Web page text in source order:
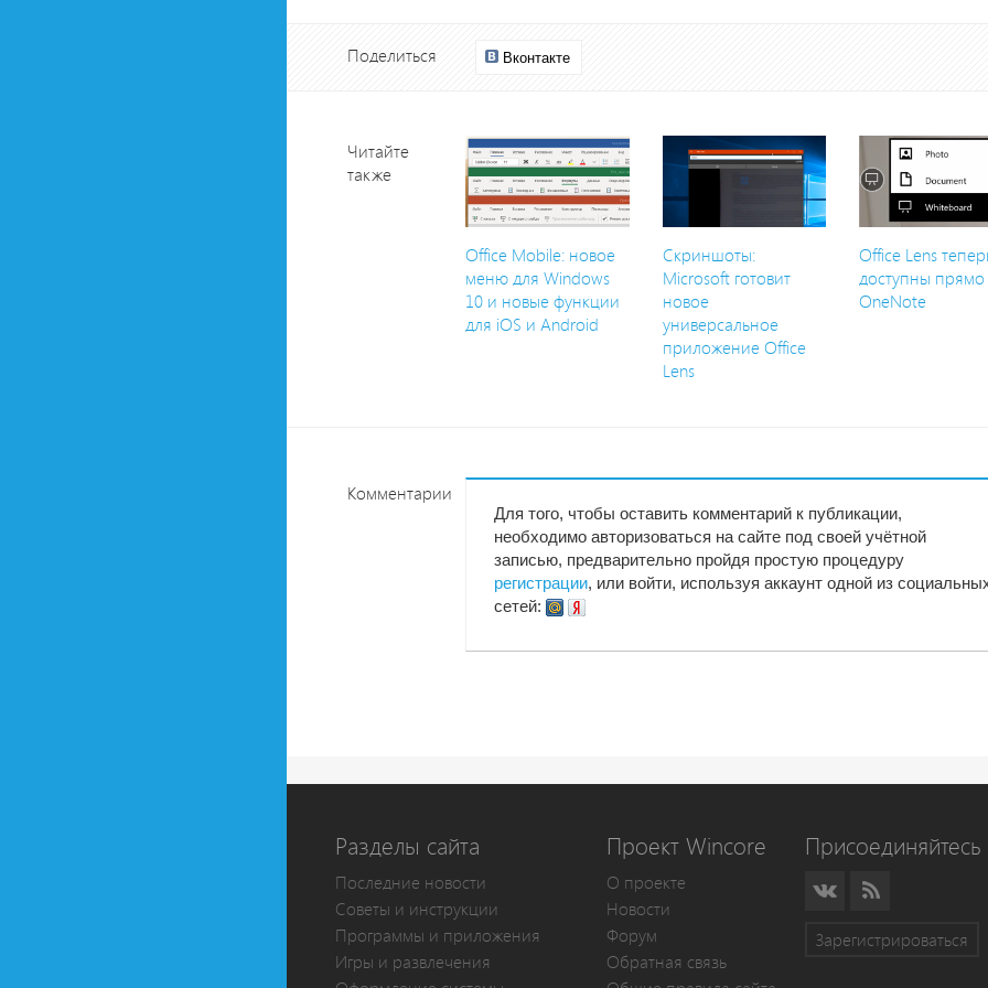
Поделиться Вконтакте
Читайте
также
Office Mobile: новое
меню для Windows
10 и новые функции
для iOS и Android
Скриншоты:
Microsoft готовит
новое
универсальное
приложение Office
Lens
Office Lens
доступны прямо
OneNote
Комментарии
Для того, чтобы оставить комментарий к публикации,
необходимо авторизоваться на сайте под своей учётной
записью, предварительно пройдя простую процедуру
регистрации, или войти, используя аккаунт одной из
сетей:
Разделы сайта
Последние новости
Советы и инструкции
Программы и приложения
Игры и развлечения
Проект Wincore
О проекте
Новости
Форум
Обратная связь
Зарегистрироваться